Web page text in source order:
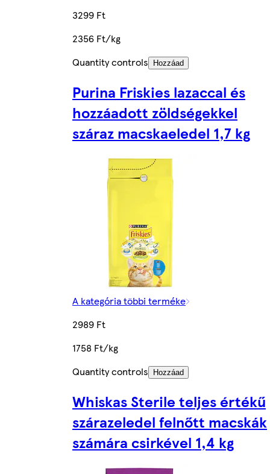
3299 Ft
2356 Ft/kg
Quantity controls
Hozzáad
Purina Friskies lazaccal és
hozzáadott zöldségekkel
száraz macskaeledel 1,7 kg
A kategória többi terméke
2989 Ft
1758 Ft/kg
Quantity controls
Hozzáad
Whiskas Sterile teljes értékű
szárazeledel felnőtt macskák
számára csirkével 1,4 kg